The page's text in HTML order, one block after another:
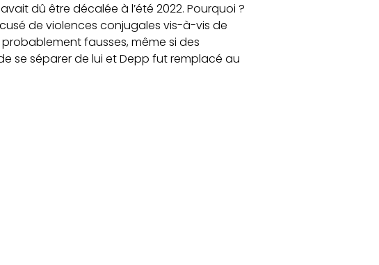
avait dû être décalée à l’été 2022. Pourquoi ?
de violences conjugales vis-à-vis de
fausses, même si des
se séparer de lui et Depp fut remplacé au